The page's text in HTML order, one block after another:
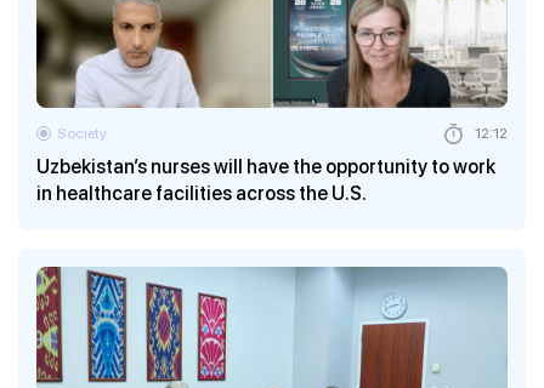
Uzbekistan’s nurses will have the opportunity to work
in healthcare facilities across the U.S.
Society 12:12